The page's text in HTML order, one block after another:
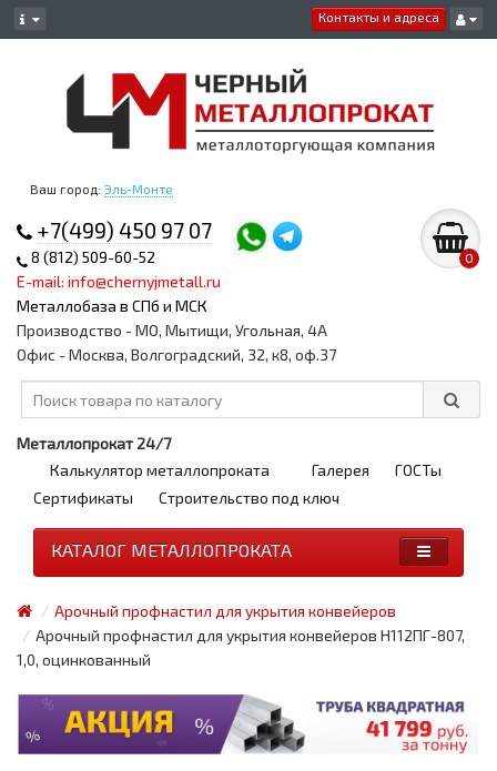
Контакты и адреса
Ваш город: Эль-Монте
+7(499) 450 97 07
8 (812) 509-60-52
E-mail: info@chernyjmetall.ru
Металлобаза в СПб и МСК
0
Производство - МО, Мытищи, Угольная, 4А
Офис - Москва, Волгоградский, 32, к8, оф.37
Металлопрокат 24/7
Калькулятор металлопроката
Галерея
ГОСТы
Сертификаты
Строительство под ключ
КАТАЛОГ МЕТАЛЛОПРОКАТА
Арочный профнастил для укрытия конвейеров
Арочный профнастил для укрытия конвейеров Н112ПГ-807,
1,0, оцинкованный